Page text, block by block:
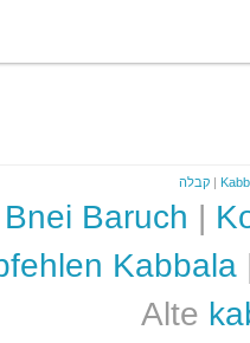
קבלה
Baruch
Kabbala
Alte